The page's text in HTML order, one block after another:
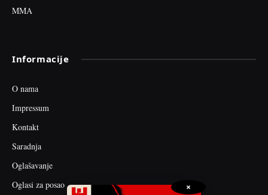
MMA
Informacije
O nama
Impressum
Kontakt
Saradnja
Oglašavanje
Oglasi za posao
×